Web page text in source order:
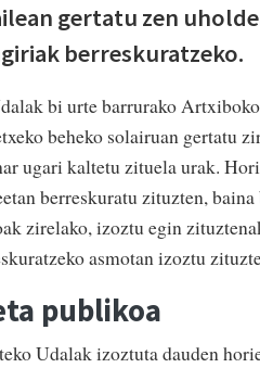
gertatu zen
berreskuratzeko.
bi urte barrurako
beheko solairuan gertatu
ugari kaltetu zituela urak.
berreskuratu zituzten,
zirelako, izoztu egin
asmotan izoztu
publikoa
Udalak izoztuta dauden